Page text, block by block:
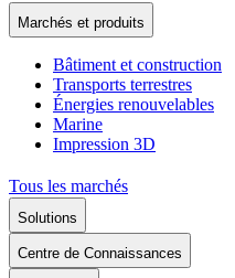
Marchés et produits
Bâtiment et construction
Transports terrestres
Énergies renouvelables
Marine
Impression 3D
Tous les marchés
Solutions
Centre de Connaissances